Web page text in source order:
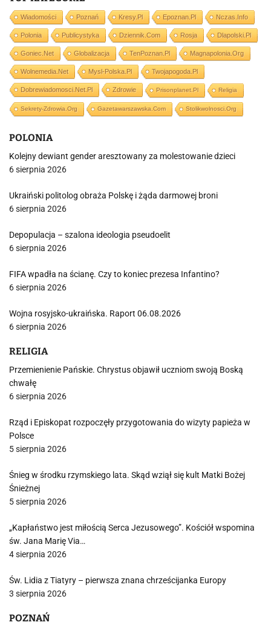
Wiadomości Poznań Kresy.pl Epoznan.pl Nczas.info
Polonia Publicystyka Dziennik.com Rosja Dlapolski.pl
Goniec.net Globalizacja TenPoznan.pl Magnapolonia.org
Wolnemedia.net Mysl-Polska.pl Twojapogoda.pl
Dobrewiadomosci.net.pl Zdrowie Prisonplanet.pl Religia
Sekrety-Zdrowia.org Gazetawarszawska.com Stolikwolnosci.org
POLONIA
Kolejny dewiant gender aresztowany za molestowanie dzieci
6 sierpnia 2026
Ukraiński politolog obraża Polskę i żąda darmowej broni
6 sierpnia 2026
Depopulacja – szalona ideologia pseudoelit
6 sierpnia 2026
FIFA wpadła na ścianę. Czy to koniec prezesa Infantino?
6 sierpnia 2026
Wojna rosyjsko-ukraińska. Raport 06.08.2026
6 sierpnia 2026
RELIGIA
Przemienienie Pańskie. Chrystus objawił uczniom swoją Boską
chwałę
6 sierpnia 2026
Rząd i Episkopat rozpoczęły przygotowania do wizyty papieża w
Polsce
5 sierpnia 2026
Śnieg w środku rzymskiego lata. Skąd wziął się kult Matki Bożej
Śnieżnej
5 sierpnia 2026
„Kapłaństwo jest miłością Serca Jezusowego”. Kościół wspomina
św. Jana Marię Via…
4 sierpnia 2026
Św. Lidia z Tiatyry – pierwsza znana chrześcijanka Europy
3 sierpnia 2026
POZNAŃ